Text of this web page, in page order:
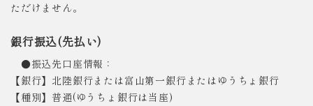
ただけません。
銀行振込(先払い)
●振込先口座情報：
【銀行】北陸銀行または富山第一銀行またはゆうちょ銀行
【種別】普通(ゆうちょ銀行は当座)